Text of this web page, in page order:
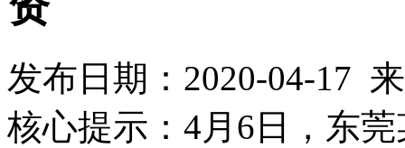
发布日期：2020-04-17
核心提示：4月6日，东